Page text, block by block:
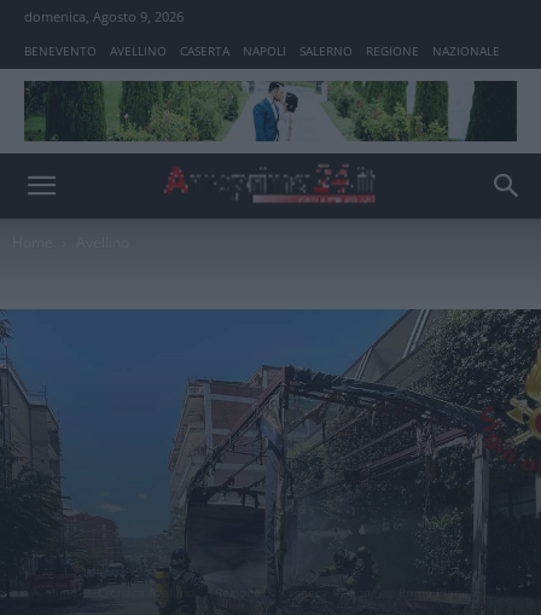
domenica, Agosto 9, 2026
BENEVENTO AVELLINO CASERTA NAPOLI SALERNO REGIONE NAZIONALE
Cronaca Avellino Cronaca Regione Primo Piano